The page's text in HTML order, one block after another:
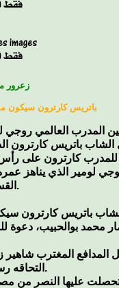
زعرور
باتريس كارترون سيكون
باتريس كارترون
القسنطيني من خبرته الطويلة.
باتريس كارترون
محمد بوالحبيب،
المدافع المغترب
التحاقه رسميا بالنادي الرياضي القسنطيني.
عليها النصر من